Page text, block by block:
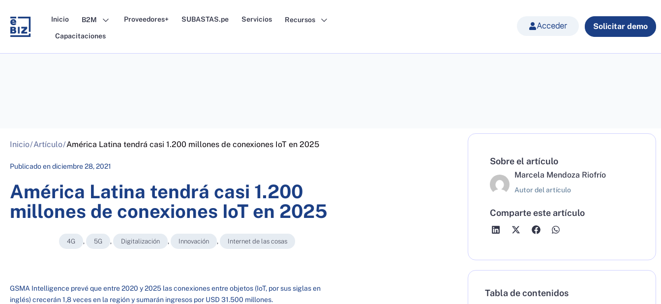
content
Inicio B2M Proveedores+ SUBASTAS.pe Servicios Recursos
Capacitaciones
Acceder Solicitar demo
Inicio/Artículo/América Latina tendrá casi 1.200 millones de conexiones IoT en 2025
Publicado endiciembre 28, 2021
América Latina tendrá casi 1.200
millones de conexiones IoT en 2025
4G , 5G , Digitalización , Innovación , Internet de las cosas
GSMA Intelligence prevé que entre 2020 y 2025 las conexiones entre objetos (IoT, por sus siglas en
inglés) crecerán 1,8 veces en la región y sumarán ingresos por USD 31.500 millones.
Sobre el artículo
Marcela Mendoza Riofrío
Autor del artículo
Comparte este artículo
Tabla de contenidos